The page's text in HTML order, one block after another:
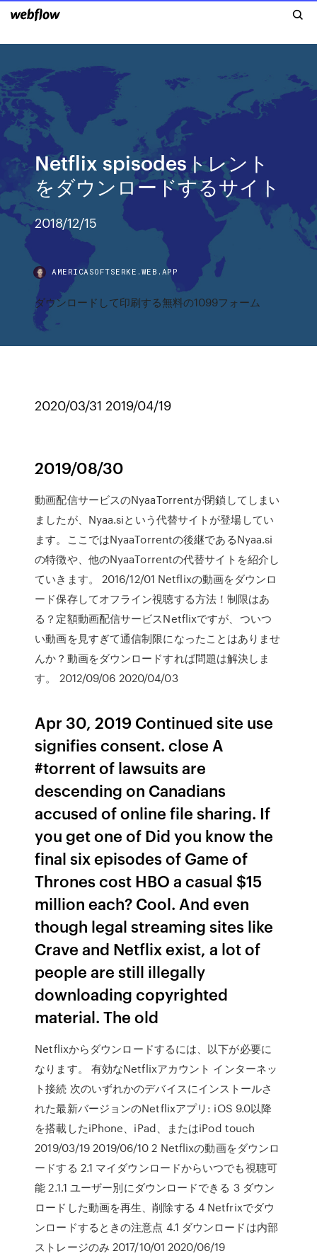
Netflix spisodesトレント
をダウンロードするサイト
2018/12/15
AMERICASOFTSERKE.WEB.APP
ダウンロードして印刷する無料の1099フォーム
2020/03/31 2019/04/19
2019/08/30
動画配信サービスのNyaaTorrentが閉鎖してしまい
ましたが、Nyaa.siという代替サイトが登場してい
ます。ここではNyaaTorrentの後継であるNyaa.si
の特徴や、他のNyaaTorrentの代替サイトを紹介し
ていきます。 2016/12/01 Netflixの動画をダウンロ
ード保存してオフライン視聴する方法！制限はあ
る？定額動画配信サービスNetflixですが、ついつ
い動画を見すぎて通信制限になったことはありませ
んか？動画をダウンロードすれば問題は解決しま
す。 2012/09/06 2020/04/03
Apr 30, 2019 Continued site use
signifies consent. close A
#torrent of lawsuits are
descending on Canadians
accused of online file sharing. If
you get one of Did you know the
final six episodes of Game of
Thrones cost HBO a casual $15
million each? Cool. And even
though legal streaming sites like
Crave and Netflix exist, a lot of
people are still illegally
downloading copyrighted
material. The old
Netflixからダウンロードするには、以下が必要に
なります。 有効なNetflixアカウント インターネッ
ト接続 次のいずれかのデバイスにインストールさ
れた最新バージョンのNetflixアプリ: iOS 9.0以降
を搭載したiPhone、iPad、またはiPod touch
2019/03/19 2019/06/10 2 Netflixの動画をダウンロ
ードする 2.1 マイダウンロードからいつでも視聴可
能 2.1.1 ユーザー別にダウンロードできる 3 ダウン
ロードした動画を再生、削除する 4 Netfrixでダウ
ンロードするときの注意点 4.1 ダウンロードは内部
ストレージのみ 2017/10/01 2020/06/19